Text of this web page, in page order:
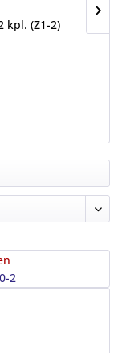
kpl. (Z1-2)
2